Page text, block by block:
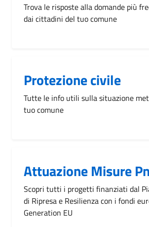
Trova le risposte alla domande più
dai cittadini del tuo comune
Protezione civile
Tutte le info utili sulla situazione
tuo comune
Attuazione Misure
Scopri tutti i progetti finanziati dal
di Ripresa e Resilienza con i fondi
Generation EU